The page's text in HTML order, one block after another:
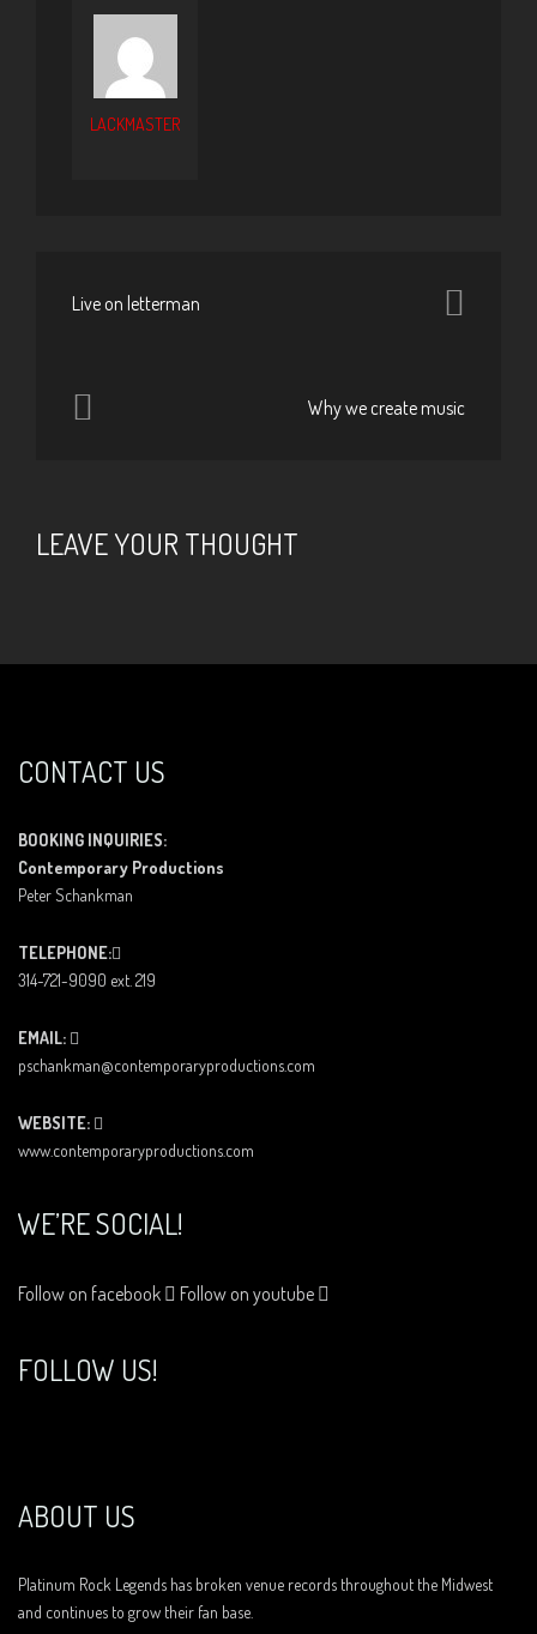
LACKMASTER
Live on letterman
Why we create music
LEAVE YOUR THOUGHT
CONTACT US
BOOKING INQUIRIES:
Contemporary Productions
Peter Schankman
TELEPHONE:
314-721-9090 ext. 219
EMAIL:
pschankman@contemporaryproductions.com
WEBSITE:
www.contemporaryproductions.com
WE’RE SOCIAL!
Follow on facebook Follow on youtube
FOLLOW US!
ABOUT US
Platinum Rock Legends has broken venue records throughout the Midwest
and continues to grow their fan base.